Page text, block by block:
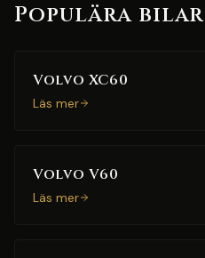
Populära bilar
Volvo XC60
Läs mer
Volvo V60
Läs mer